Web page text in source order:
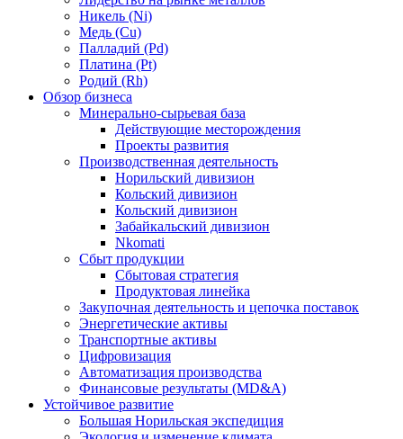
Никель (Ni)
Медь (Cu)
Палладий (Pd)
Платина (Pt)
Родий (Rh)
Обзор бизнеса
Минерально-сырьевая база
Действующие месторождения
Проекты развития
Производственная деятельность
Норильский дивизион
Кольский дивизион
Кольский дивизион
Забайкальский дивизион
Nkomati
Сбыт продукции
Сбытовая стратегия
Продуктовая линейка
Закупочная деятельность и цепочка поставок
Энергетические активы
Транспортные активы
Цифровизация
Автоматизация производства
Финансовые результаты (MD&A)
Устойчивое развитие
Большая Норильская экспедиция